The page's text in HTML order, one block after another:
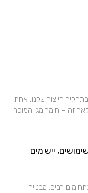
הייצור שלנו, אחת
– חומר מגן המוכר
יישומים
רבים. מבנייה